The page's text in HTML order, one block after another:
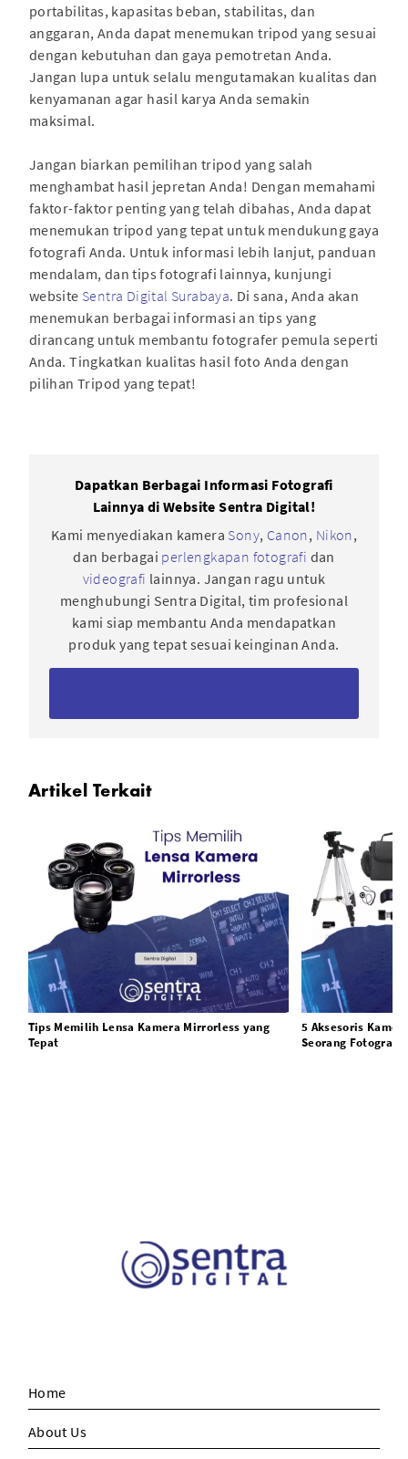
portabilitas, kapasitas beban, stabilitas, dan
anggaran, Anda dapat menemukan tripod yang sesuai
dengan kebutuhan dan gaya pemotretan Anda.
Jangan lupa untuk selalu mengutamakan kualitas dan
kenyamanan agar hasil karya Anda semakin
maksimal.
Jangan biarkan pemilihan tripod yang salah
menghambat hasil jepretan Anda! Dengan memahami
faktor-faktor penting yang telah dibahas, Anda dapat
menemukan tripod yang tepat untuk mendukung gaya
fotografi Anda. Untuk informasi lebih lanjut, panduan
mendalam, dan tips fotografi lainnya, kunjungi
website Sentra Digital Surabaya. Di sana, Anda akan
menemukan berbagai informasi an tips yang
dirancang untuk membantu fotografer pemula seperti
Anda. Tingkatkan kualitas hasil foto Anda dengan
pilihan Tripod yang tepat!
Dapatkan Berbagai Informasi Fotografi
Lainnya di Website Sentra Digital!
Kami menyediakan kamera Sony, Canon, Nikon,
dan berbagai perlengkapan fotografi dan
videografi lainnya. Jangan ragu untuk
menghubungi Sentra Digital, tim profesional
kami siap membantu Anda mendapatkan
produk yang tepat sesuai keinginan Anda.
Artikel Terkait
Tips Memilih Lensa Kamera Mirrorless yang
Tepat
5 Aksesoris
Seorang Fotografer
Home
About Us